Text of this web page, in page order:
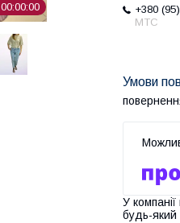
00 00 00
+380
МТС
У
будь-який